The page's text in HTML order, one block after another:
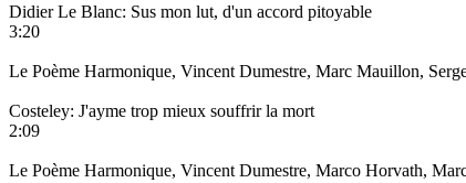
Didier Le Blanc: Sus mon lut, d'un accord pitoyable
3:20
Le Poème Harmonique, Vincent Dumestre, Marc Mauillon,
Costeley: J'ayme trop mieux souffrir la mort
2:09
Le Poème Harmonique, Vincent Dumestre, Marco Horvath,